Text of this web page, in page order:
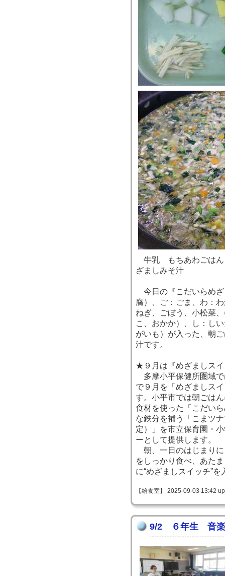
牛乳 もちあわごは
ざましみそ汁
今日の『こだいらめざ
腐）、ご：ごま、わ：
ねぎ、ごぼう、小松菜
こ、おかか）、し：し
がいも）が入った、朝
汁です。
★９月は『めざましス
多摩小平保健所圏域で
で９月を「めざましス
す。小平市では朝ごは
食材を使った「こだい
な鉄分を補う「こまツ
定）」を市立保育園・
ーとして提供します。
朝、一日のはじまりに
をしっかり食べ、あた
に“めざましスイッチ”
【給食室】 2025-09-03 13:42
9/2 ６年生 音